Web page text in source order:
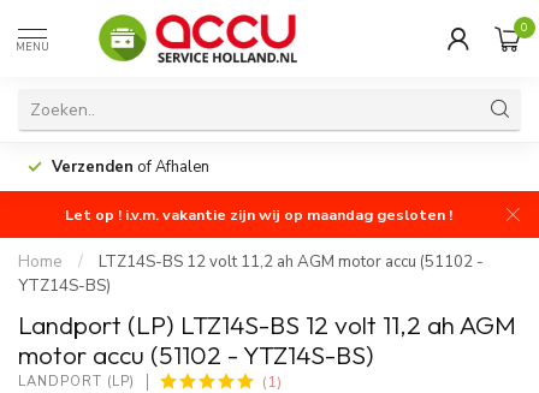
MENU
0
Verzenden of Afhalen
Let op ! i.v.m. vakantie zijn wij op maandag gesloten !
Home /
LTZ14S-BS 12 volt 11,2 ah AGM motor accu (51102 -
YTZ14S-BS)
Landport (LP) LTZ14S-BS 12 volt 11,2 ah AGM
motor accu (51102 - YTZ14S-BS)
LANDPORT (LP) (1)